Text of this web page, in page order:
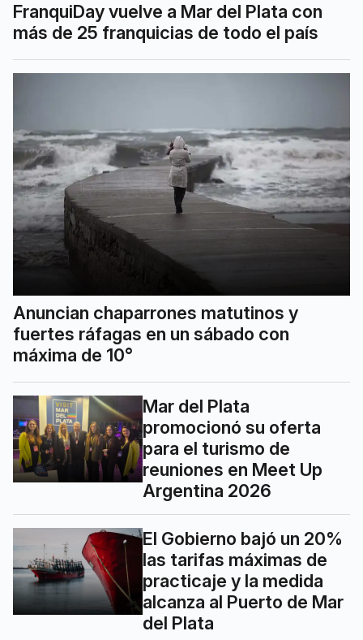
FranquiDay vuelve a Mar del Plata con
más de 25 franquicias de todo el país
Anuncian chaparrones matutinos y
fuertes ráfagas en un sábado con
máxima de 10°
Mar del Plata
promocionó su oferta
para el turismo de
reuniones en Meet Up
Argentina 2026
El Gobierno bajó un 20%
las tarifas máximas de
practicaje y la medida
alcanza al Puerto de Mar
del Plata